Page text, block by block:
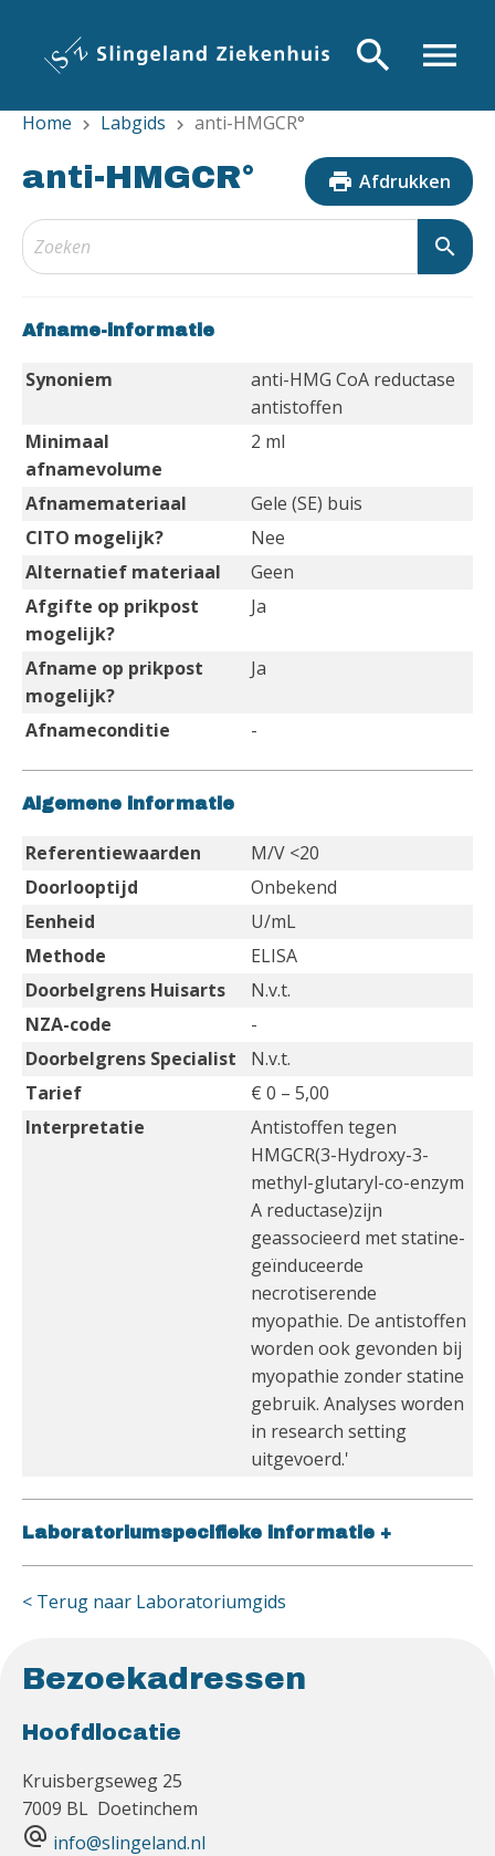
inhoud
menu
search
Home chevron_right Labgids chevron_right anti-HMGCR°
anti-HMGCR° print Afdrukken
search
Afname-informatie
Synoniem
anti-HMG CoA reductase
antistoffen
Minimaal
afnamevolume
2 ml
Afnamemateriaal
Gele (SE) buis
CITO mogelijk?
Nee
Alternatief materiaal
Geen
Afgifte op prikpost
mogelijk?
Ja
Afname op prikpost
mogelijk?
Ja
Afnameconditie -
Algemene informatie
Referentiewaarden
M/V <20
Doorlooptijd
Onbekend
Eenheid
U/mL
Methode
ELISA
Doorbelgrens Huisarts
N.v.t.
NZA-code
-
Doorbelgrens Specialist
N.v.t.
Tarief
€ 0 – 5,00
Interpretatie
Antistoffen tegen
HMGCR(3-Hydroxy-3-
methyl-glutaryl-co-enzym
A reductase)zijn
geassocieerd met statine-
geïnduceerde
necrotiserende
myopathie. De antistoffen
worden ook gevonden bij
myopathie zonder statine
gebruik. Analyses worden
in research setting
uitgevoerd.'
Laboratoriumspecifieke informatie +
< Terug naar Laboratoriumgids
Bezoekadressen
Hoofdlocatie
Kruisbergseweg 25
7009 BL Doetinchem
alternate_email info@slingeland.nl